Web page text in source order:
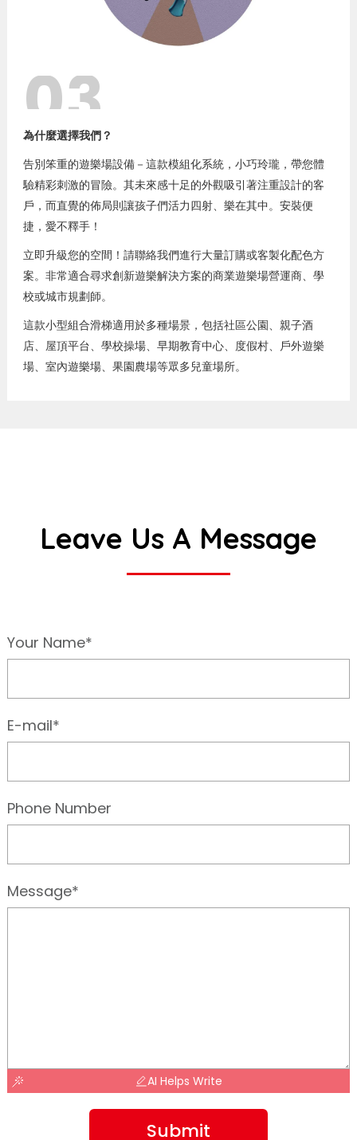
03
為什麼選擇我們？
告別笨重的遊樂場設備－這款模組化系統，小巧玲瓏，帶您體
驗精彩刺激的冒險。其未來感十足的外觀吸引著注重設計的客
戶，而直覺的佈局則讓孩子們活力四射、樂在其中。安裝便
捷，愛不釋手！
立即升級您的空間！請聯絡我們進行大量訂購或客製化配色方
案。非常適合尋求創新遊樂解決方案的商業遊樂場營運商、學
校或城市規劃師。
這款小型組合滑梯適用於多種場景，包括社區公園、親子酒
店、屋頂平台、學校操場、早期教育中心、度假村、戶外遊樂
場、室內遊樂場、果園農場等眾多兒童場所。
Leave Us A Message
Your Name*
E-mail*
Phone Number
Message*
AI Helps Write
Submit